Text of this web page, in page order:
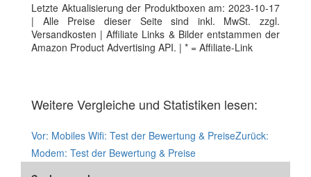
Letzte Aktualisierung der Produktboxen am: 2023-10-17
| Alle Preise dieser Seite sind inkl. MwSt. zzgl.
Versandkosten | Affiliate Links & Bilder entstammen der
Amazon Product Advertising API. | * = Affiliate-Link
Weitere Vergleiche und Statistiken lesen:
Vor: Mobiles Wifi: Test der Bewertung & PreiseZurück:
Modem: Test der Bewertung & Preise